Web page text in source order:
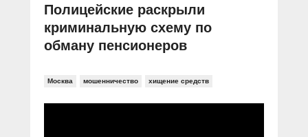
Полицейские раскрыли
криминальную схему по
обману пенсионеров
Москва мошенничество хищение средств